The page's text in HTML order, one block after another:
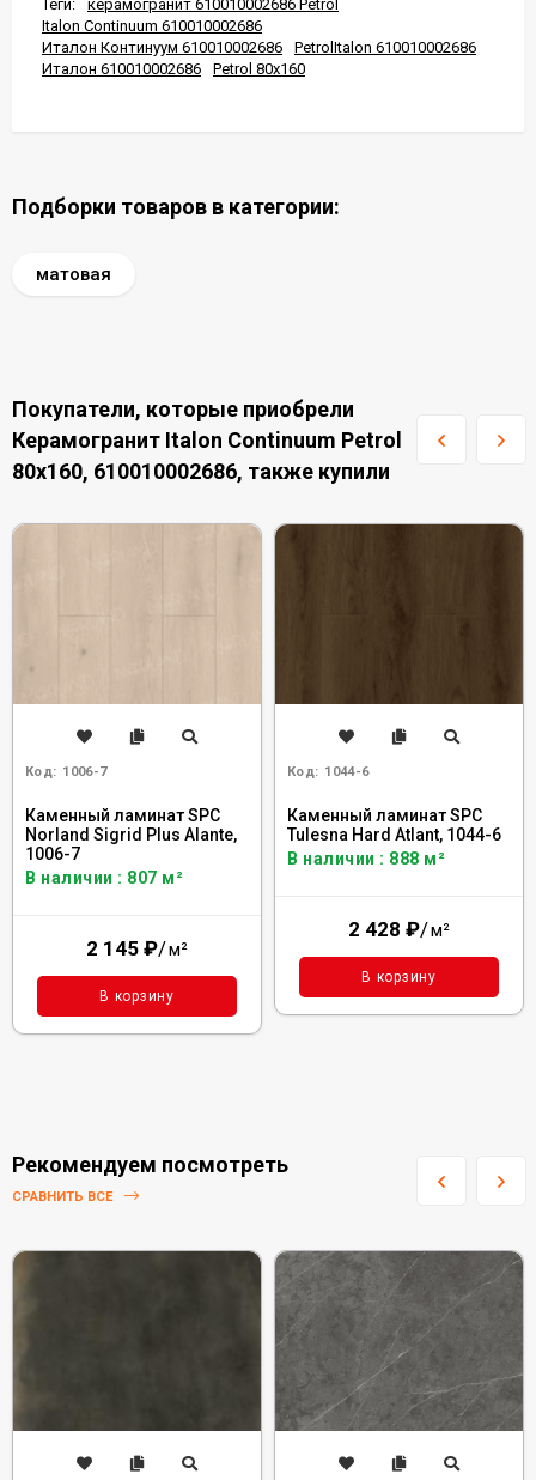
Теги:
керамогранит 610010002686 Petrol
Italon Continuum 610010002686
Италон Континуум 610010002686
PetrolItalon 610010002686
Италон 610010002686
Petrol 80x160
Подборки товаров в категории:
матовая
Покупатели, которые приобрели
Керамогранит Italon Continuum Petrol
80x160, 610010002686, также купили
Код: 1006-7
Каменный ламинат SPC
Norland Sigrid Plus Alante,
1006-7
В наличии : 807 м²
2 145 ₽/м²
В корзину
Код: 1044-6
Каменный ламинат SPC
Tulesna Hard Atlant, 1044-6
В наличии : 888 м²
2 428 ₽/м²
В корзину
Рекомендуем посмотреть
СРАВНИТЬ ВСЕ